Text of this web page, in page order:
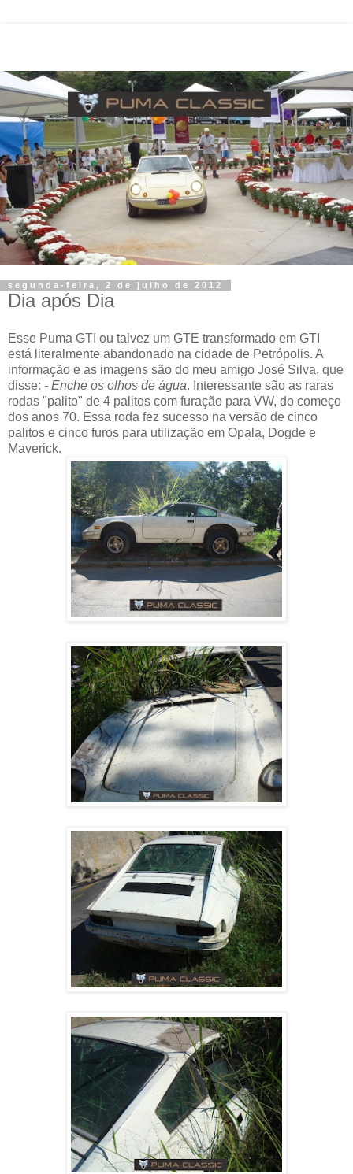
segunda-feira, 2 de julho de 2012
Dia após Dia
Esse Puma GTI ou talvez um GTE transformado em GTI
está literalmente abandonado na cidade de Petrópolis. A
informação e as imagens são do meu amigo José Silva, que
disse: - Enche os olhos de água. Interessante são as raras
rodas "palito" de 4 palitos com furação para VW, do começo
dos anos 70. Essa roda fez sucesso na versão de cinco
palitos e cinco furos para utilização em Opala, Dogde e
Maverick.